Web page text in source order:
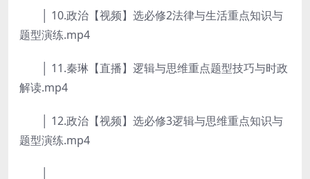
│ 10.政治【视频】选必修2法律与生活重点知识与
题型演练.mp4
│ 11.秦琳【直播】逻辑与思维重点题型技巧与时政
解读.mp4
│ 12.政治【视频】选必修3逻辑与思维重点知识与
题型演练.mp4